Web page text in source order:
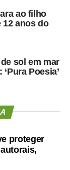
Andraus, os
em
de alta
pacientes
e
capaz de
de alta
e cirurgias
missão com
ao filho
12 anos do
sol em mar
Poesia’
proteger